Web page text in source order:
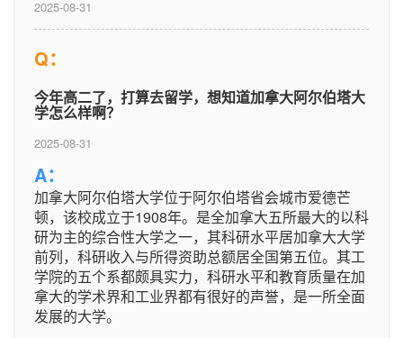
2025-08-31
Q：
今年高二了，打算去留学，想知道加拿大阿尔伯塔大
学怎么样啊？
2025-08-31
A：
加拿大阿尔伯塔大学位于阿尔伯塔省会城市爱德芒
顿，该校成立于1908年。是全加拿大五所最大的以科
研为主的综合性大学之一，其科研水平居加拿大大学
前列，科研收入与所得资助总额居全国第五位。其工
学院的五个系都颇具实力，科研水平和教育质量在加
拿大的学术界和工业界都有很好的声誉，是一所全面
发展的大学。